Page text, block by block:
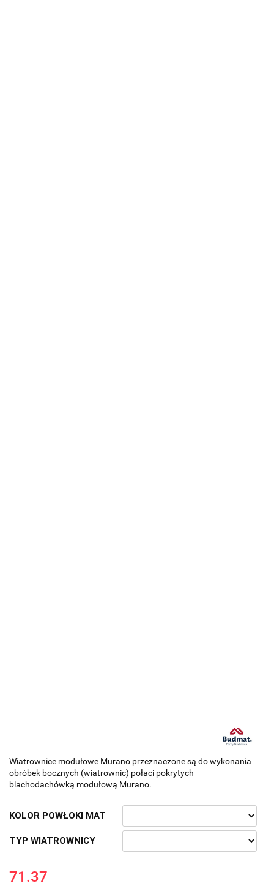
Wiatrownice modułowe Murano przeznaczone są do wykonania
obróbek bocznych (wiatrownic) połaci pokrytych
blachodachówką modułową Murano.
KOLOR POWŁOKI MAT
TYP WIATROWNICY
71.37